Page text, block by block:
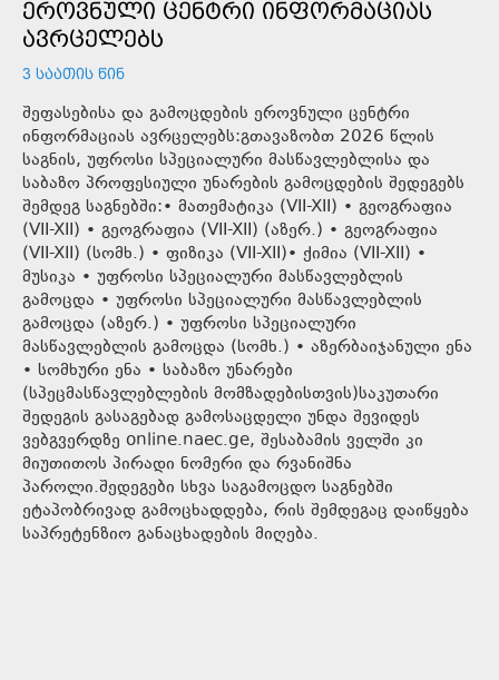
ᲔᲠᲝᲕᲜᲣᲚᲘ ᲪᲔᲜᲢᲠᲘ ᲘᲜᲤᲝᲠᲛᲐᲪᲘᲐᲡ
ᲐᲕᲠᲪᲔᲚᲔᲑᲡ
3 ᲡᲐᲐᲗᲘᲡ ᲬᲘᲜ
შეფასებისა და გამოცდების ეროვნული ცენტრი
ინფორმაციას ავრცელებს:გთავაზობთ 2026 წლის
საგნის, უფროსი სპეციალური მასწავლებლისა და
საბაზო პროფესიული უნარების გამოცდების შედეგებს
შემდეგ საგნებში:• მათემატიკა (VII-XII) • გეოგრაფია
(VII-XII) • გეოგრაფია (VII-XII) (აზერ.) • გეოგრაფია
(VII-XII) (სომხ.) • ფიზიკა (VII-XII)• ქიმია (VII-XII) •
მუსიკა • უფროსი სპეციალური მასწავლებლის
გამოცდა • უფროსი სპეციალური მასწავლებლის
გამოცდა (აზერ.) • უფროსი სპეციალური
მასწავლებლის გამოცდა (სომხ.) • აზერბაიჯანული ენა
• სომხური ენა • საბაზო უნარები
(სპეცმასწავლებლების მომზადებისთვის)საკუთარი
შედეგის გასაგებად გამოსაცდელი უნდა შევიდეს
ვებგვერდზე online.naec.ge, შესაბამის ველში კი
მიუთითოს პირადი ნომერი და რვანიშნა
პაროლი.შედეგები სხვა საგამოცდო საგნებში
ეტაპობრივად გამოცხადდება, რის შემდეგაც დაიწყება
საპრეტენზიო განაცხადების მიღება.